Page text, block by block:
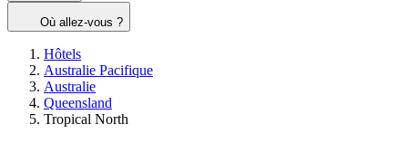
Où allez-vous ?
Hôtels
Australie Pacifique
Australie
Queensland
Tropical North